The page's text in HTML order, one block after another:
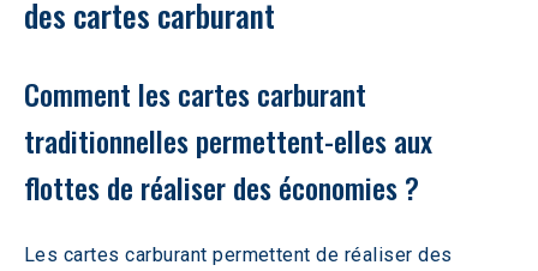
des cartes carburant
Comment les cartes carburant
traditionnelles permettent-elles aux
flottes de réaliser des économies ?
Les cartes carburant permettent de réaliser des